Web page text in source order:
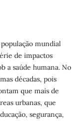
mundial
de impactos
a saúde humana. No
décadas, pois
que mais de
urbanas, que
segurança,